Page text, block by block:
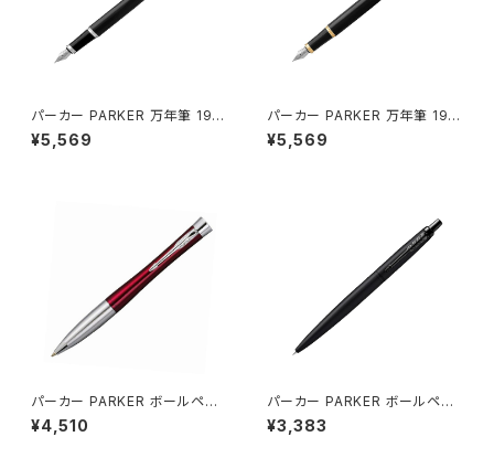
パーカー PARKER 万年筆 197
5591 アイエム IM コアライン T
he Core Line ブラック
¥5,569
パーカー PARKER 万年筆 197
5594 アイエム IM コアライン
The Core Line ブラック
¥5,569
パーカー PARKER ボールペン
2143450 アーバン URBAN コ
アライン The Core Line マジ
¥4,510
パーカー PARKER ボールペン
ジョッターXL JOTTER XL ブラ
ックBT 2122657 ブラック
¥3,383